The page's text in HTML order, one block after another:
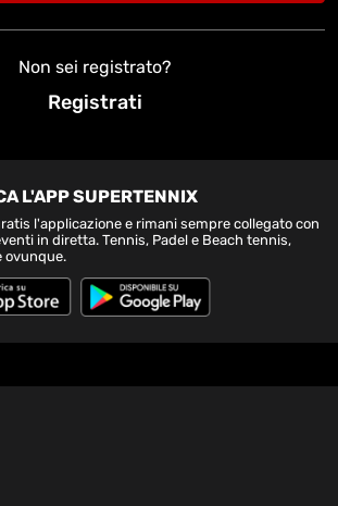
Non sei registrato?
Registrati
L'APP SUPERTENNIX
l'applicazione e rimani sempre collegato con
in diretta. Tennis, Padel e Beach tennis,
ovunque.